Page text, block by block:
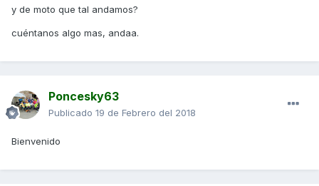
y de moto que tal andamos?
cuéntanos algo mas, andaa.
Poncesky63
Publicado 19 de Febrero del 2018
Bienvenido